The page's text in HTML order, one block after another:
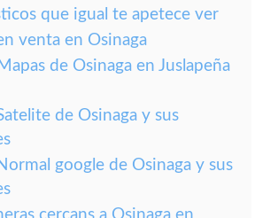
que igual te apetece ver
venta en Osinaga
de Osinaga en Juslapeña
de Osinaga y sus
google de Osinaga y sus